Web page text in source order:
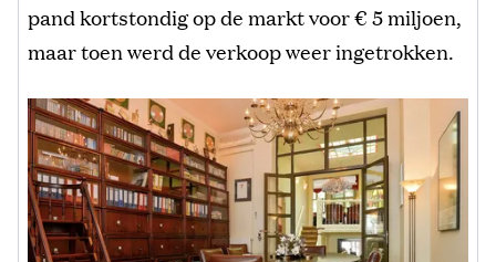
pand kortstondig op de markt voor € 5 miljoen,
maar toen werd de verkoop weer ingetrokken.